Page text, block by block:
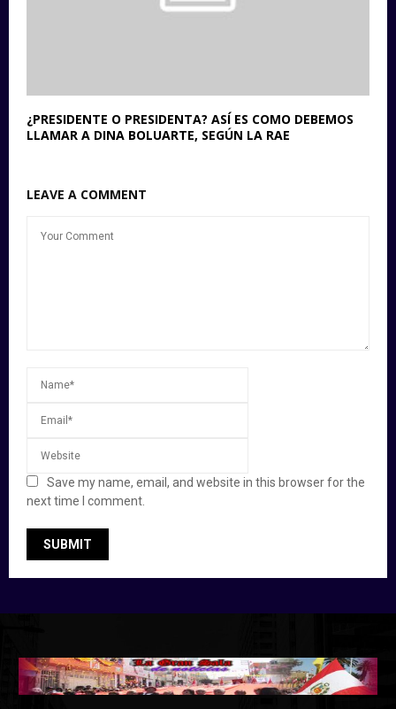
¿PRESIDENTE O PRESIDENTA? ASÍ ES COMO DEBEMOS
LLAMAR A DINA BOLUARTE, SEGÚN LA RAE
LEAVE A COMMENT
Save my name, email, and website in this browser for the
next time I comment.